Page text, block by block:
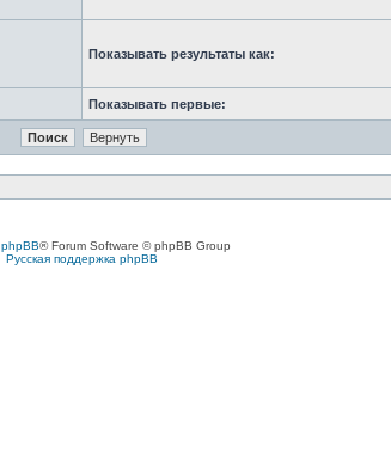
Показывать результаты как:
Показывать первые:
phpBB® Forum Software © phpBB Group
Русская поддержка phpBB